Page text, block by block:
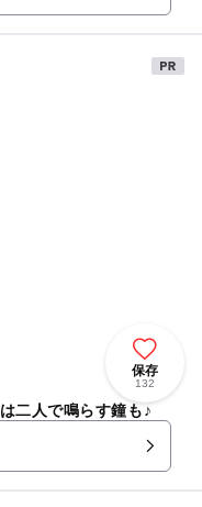
保存
132
二人で鳴らす鐘も♪